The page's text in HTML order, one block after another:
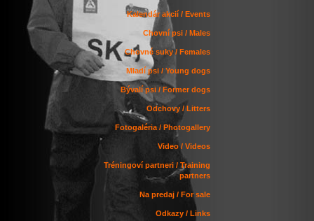
Kalendár akcií / Events
Chovní psi / Males
Chovné suky / Females
Mladí psi / Young dogs
Bývalí psi / Former dogs
Odchovy / Litters
Fotogaléria / Photogallery
Video / Videos
Tréningoví partneri / Training
partners
Na predaj / For sale
Odkazy / Links